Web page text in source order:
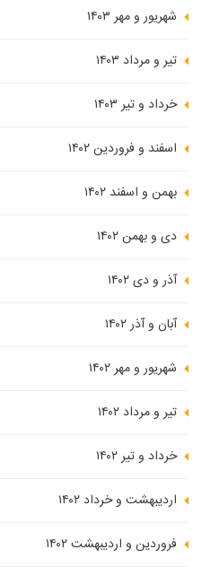
شهریور و مهر ۱۴۰۳
تیر و مرداد ۱۴۰۳
خرداد و تیر ۱۴۰۳
اسفند و فروردین ۱۴۰۲
بهمن و اسفند ۱۴۰۲
دی و بهمن ۱۴۰۲
آذر و دی ۱۴۰۲
آبان و آذر ۱۴۰۲
شهریور و مهر ۱۴۰۲
تیر و مرداد ۱۴۰۲
خرداد و تیر ۱۴۰۲
اردیبهشت و خرداد ۱۴۰۲
فروردین و اردیبهشت ۱۴۰۲